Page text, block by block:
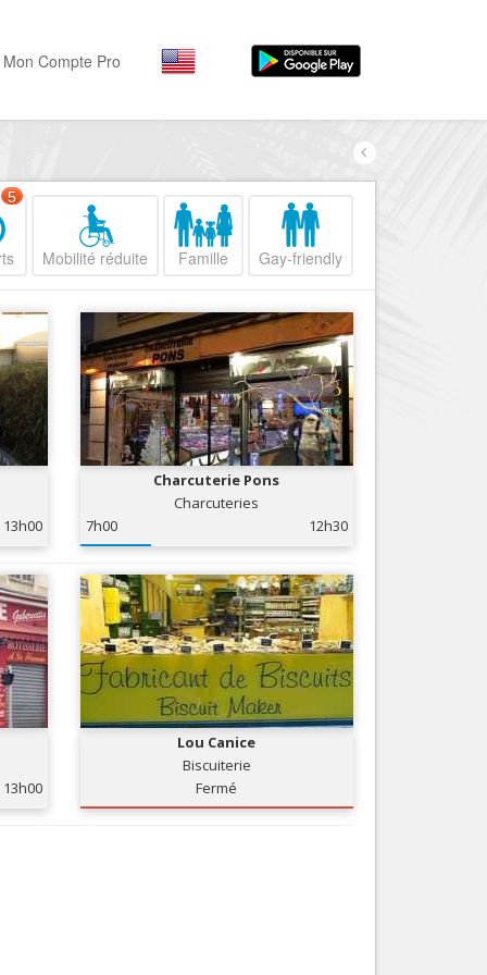
Hôtels, ...
Visiter
Sortir
Restaurants, ...
Commerces
Mode, ...
Loisirs
Plages, sports, ...
Services
Tourisme, ...
Par quartiers
Nice Promenade du
Nice le Port
Nice le Vieux Nice
Nice le Coeur de Ville
Nice les Collines Niçoises
Nice le petit Marais Niçois
Nice la plaine du Var
Nice Aéroport
Mon Compte Pro
5
Mobilité réduite Famille Gay-friendly
13h00
Charcuterie Pons
Charcuteries
7h00
12h30
13h00
Lou Canice
Biscuiterie
Fermé